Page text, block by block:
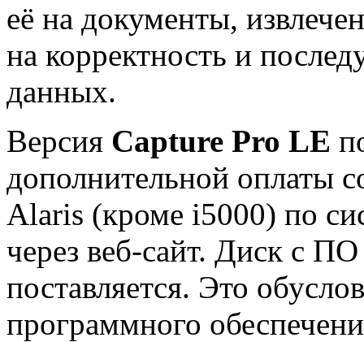
её на документы,
на корректность и
данных.
Версия Capture Pro LE
дополнительной оплаты
Alaris (кроме i5000) по
через веб-сайт. Диск с
поставляется. Это
программного